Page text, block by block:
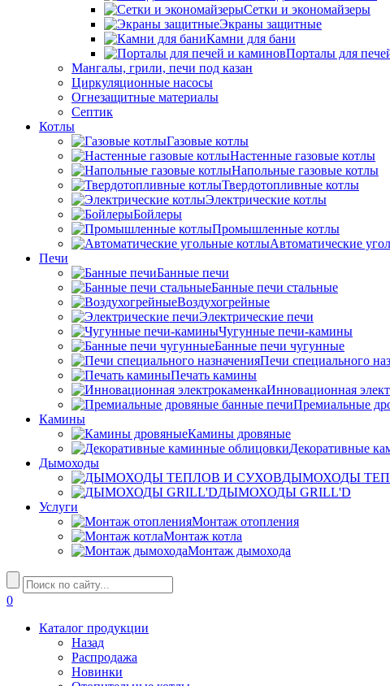
Сетки и экономайзеры
Экраны защитные
Камни для бани
Порталы для
Мангалы, грили, печи под казан
Циркуляционные насосы
Огнезащитные материалы
Септик
Котлы
Газовые котлы
Настенные газовые котлы
Напольные газовые котлы
Твердотопливные котлы
Электрические котлы
Бойлеры
Промышленные котлы
Автоматические
Печи
Банные печи
Банные печи стальные
Воздухогрейные
Электрические печи
Чугунные печи-камины
Банные печи чугунные
Печи специального
Печать камины
Инновационная
Премиальные
Камины
Камины дровяные
Декоративные
Дымоходы
ДЫМОХОДЫ
ДЫМОХОДЫ GRILL'D
Услуги
Монтаж отопления
Монтаж котла
Монтаж дымохода
0
Каталог продукции
Назад
Распродажа
Новинки